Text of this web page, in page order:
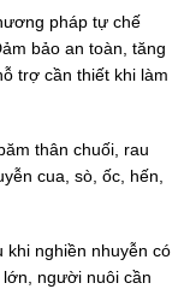
pháp tự chế
bảo an toàn, tăng
trợ cần thiết khi làm
thân chuối, rau
cua, sò, ốc, hến,
khi nghiền nhuyễn có
người nuôi cần